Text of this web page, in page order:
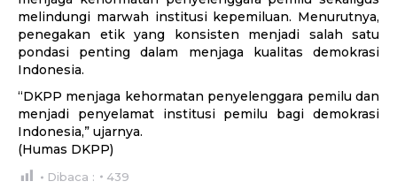
melindungi marwah institusi kepemiluan. Menurutnya,
penegakan etik yang konsisten menjadi salah satu
pondasi penting dalam menjaga kualitas demokrasi
Indonesia.
“DKPP menjaga kehormatan penyelenggara pemilu dan
menjadi penyelamat institusi pemilu bagi demokrasi
Indonesia,” ujarnya.
(Humas DKPP)
Dibaca : 439